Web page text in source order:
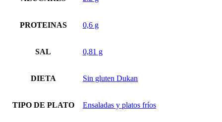
PROTEINAS 0,6 g
SAL 0,81 g
DIETA Sin gluten Dukan
TIPO DE PLATO Ensaladas y platos fríos